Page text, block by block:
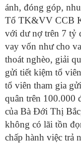
ánh, đóng góp,
Tổ TK&VV CCB
với dư nợ trên 7 tỷ
vay vốn như cho
thoát nghèo, giải
gửi tiết kiệm tổ
tổ viên tham gia
quân trên 100.000
của Bà Đới Thị
không có lãi tồn
chấp hành việc trả